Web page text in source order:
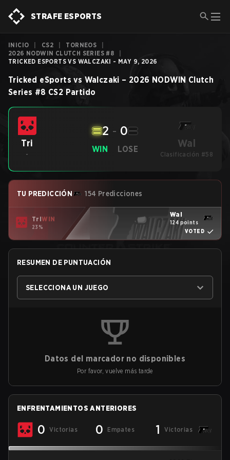
STRAFE ESPORTS
INICIO CS2 TORNEOS
2026 NODWIN CLUTCH SERIES #8
TRICKED ESPORTS VS WALCZAKI - MAY 9, 2026
Tricked eSports vs Walczaki – 2026 NODWIN Clutch
Series #8 CS2 Partido
Tri
-
WIN
2 - 0
LOSE Wal
Clasificación #58
TU PREDICCIÓN 154 Predicciones
TriWIN
23%
Wal
124 points
VOTED
RESUMEN DE PUNTUACIÓN
SELECCIONA UN JUEGO
Datos del marcador no disponibles
Por favor, vuelve más tarde
ENFRENTAMIENTOS ANTERIORES
0 Victorias 0 Empates 1 Victorias